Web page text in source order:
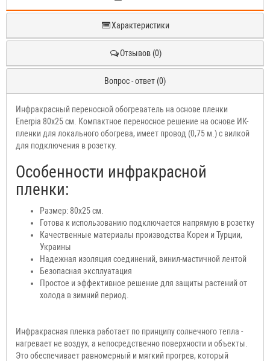
Характеристики
Отзывов (0)
Вопрос - ответ (0)
Инфракрасный переносной обогреватель на основе пленки
Enerpia 80x25 см. Компактное переносное решение на основе ИК-
пленки для локального обогрева, имеет провод (0,75 м.) с вилкой
для подключения в розетку.
Особенности инфракрасной
пленки:
Размер: 80x25 см.
Готова к использованию подключается напрямую в розетку
Качественные материалы производства Кореи и Турции,
Украины
Надежная изоляция соединений, винил-мастичной лентой
Безопасная эксплуатация
Простое и эффективное решение для защиты растений от
холода в зимний период.
Инфракрасная пленка работает по принципу солнечного тепла -
нагревает не воздух, а непосредственно поверхности и объекты.
Это обеспечивает равномерный и мягкий прогрев, который